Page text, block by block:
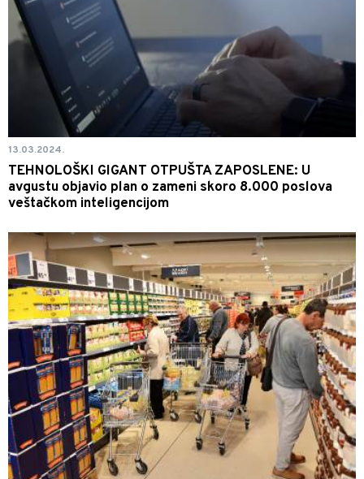
13.03.2024.
TEHNOLOŠKI GIGANT OTPUŠTA ZAPOSLENE: U
avgustu objavio plan o zameni skoro 8.000 poslova
veštačkom inteligencijom